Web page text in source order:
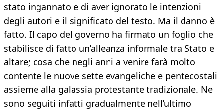
stato ingannato e di aver ignorato le intenzioni
degli autori e il significato del testo. Ma il danno è
fatto. Il capo del governo ha firmato un foglio che
stabilisce di fatto un’alleanza informale tra Stato e
altare; cosa che negli anni a venire farà molto
contente le nuove sette evangeliche e pentecostali
assieme alla galassia protestante tradizionale. Ne
sono seguiti infatti gradualmente nell’ultimo